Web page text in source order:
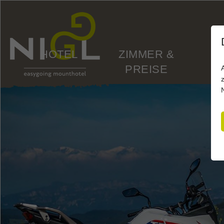
HOTEL
ZIMMER &
PREISE